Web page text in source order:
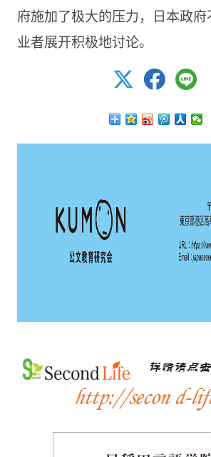
府施加了极大的压力，日本政
业者展开积极地讨论。